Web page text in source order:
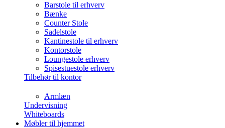
Barstole til erhverv
Bænke
Counter Stole
Sadelstole
Kantinestole til erhverv
Kontorstole
Loungestole erhverv
Spisestuestole erhverv
Tilbehør til kontor
Armlæn
Undervisning
Whiteboards
Møbler til hjemmet